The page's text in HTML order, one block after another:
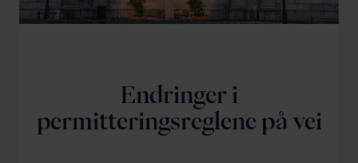
Endringer i
permitteringsreglene på vei